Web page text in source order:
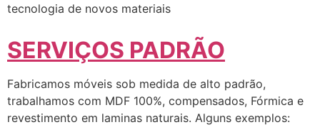
tecnologia de novos materiais
SERVIÇOS PADRÃO
Fabricamos móveis sob medida de alto padrão,
trabalhamos com MDF 100%, compensados, Fórmica e
revestimento em laminas naturais. Alguns exemplos: